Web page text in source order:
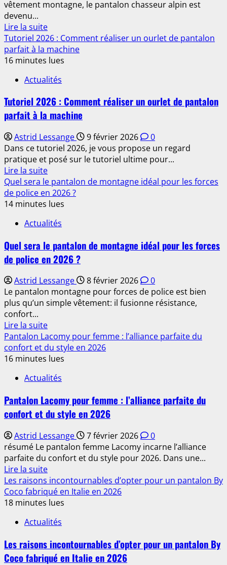
entre
et
performance
vêtement montagne, le pantalon chasseur alpin est
devenu...
Lire la suiteEn
savoir
plus
sur
chasseur
2026
guide
ultime
pour
faire
le
bon
choix
Tutoriel 2026 : Comment réaliser un ourlet de pantalon
parfait à la machine
16 minutes lues
Actualités
Tutoriel 2026 : Comment réaliser un ourlet de pantalon
parfait à la machine
Astrid Lessange 9 février 2026
0
Dans ce tutoriel 2026, je vous propose un regard
pratique et posé sur le tutoriel ultime pour...
Lire la suiteEn
savoir
plus
sur
2026
Comment
réaliser
ourlet
de
pantalon
à
la
machine
Quel sera le pantalon de montagne idéal pour les forces
de police en 2026 ?
14 minutes lues
Actualités
Quel sera le pantalon de montagne idéal pour les forces
de police en 2026 ?
Astrid Lessange 8 février 2026
0
Le pantalon montagne pour forces de police est bien
plus qu’un simple vêtement: il fusionne résistance,
confort...
Lire la suiteEn
savoir
plus
sur
sera
pantalon
de
idéal
pour
les
forces
de
police
en
?
Pantalon Lacomy pour femme : l’alliance parfaite du
confort et du style en 2026
16 minutes lues
Actualités
Pantalon Lacomy pour femme : l’alliance parfaite du
confort et du style en 2026
Astrid Lessange 7 février 2026
0
résumé Le pantalon femme Lacomy incarne l’alliance
parfaite du confort et du style pour 2026. Dans une...
Lire la suiteEn
savoir
plus
sur
Lacomy
femme
:
Les raisons incontournables d’opter pour un pantalon By
Coco fabriqué en Italie en 2026
18 minutes lues
Actualités
Les raisons incontournables d’opter pour un pantalon By
Coco fabriqué en Italie en 2026